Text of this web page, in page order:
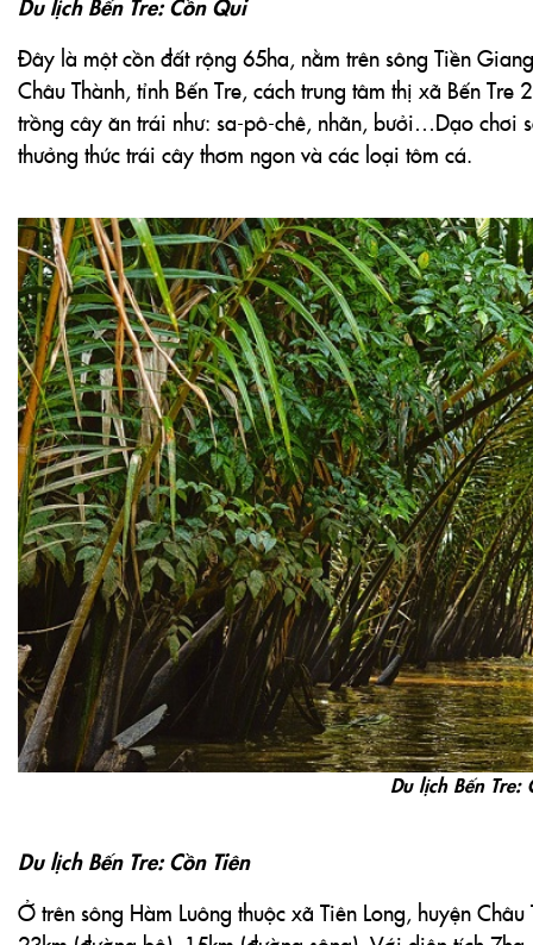
Du lịch Bến Tre:
Du lịch Bến Tre: Cồn Tiên
Ở trên sông Hàm Luông thuộc xã Tiên Long, huyện
23km (đường bộ), 15km (đường sông). Với diện tích
du khách từ các nơi trong tỉnh, ngoài tỉnh, kể cả Sài
của các nhà vườn trong vùng.